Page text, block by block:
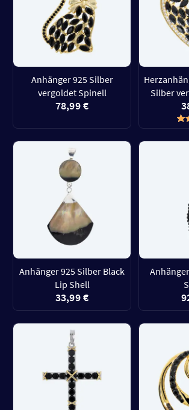
Anhänger 925 Silber
vergoldet Spinell
78,99 €
Silber
Anhänger 925 Silber Black
Lip Shell
33,99 €